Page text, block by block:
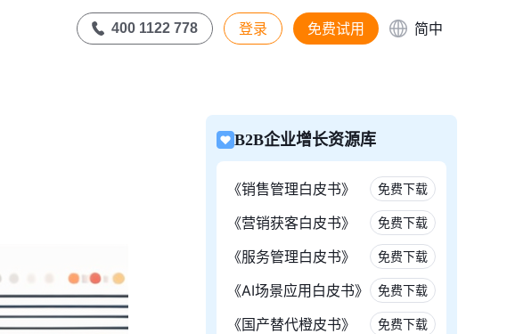
400 1122 778 登录 免费试用 简中
B2B企业增长资源库
《销售管理白皮书》 免费下载
《营销获客白皮书》 免费下载
《服务管理白皮书》 免费下载
《AI场景应用白皮书》 免费下载
《国产替代橙皮书》 免费下载